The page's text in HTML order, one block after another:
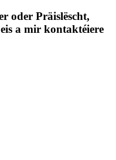
oder Präislëscht,
a mir kontaktéiere